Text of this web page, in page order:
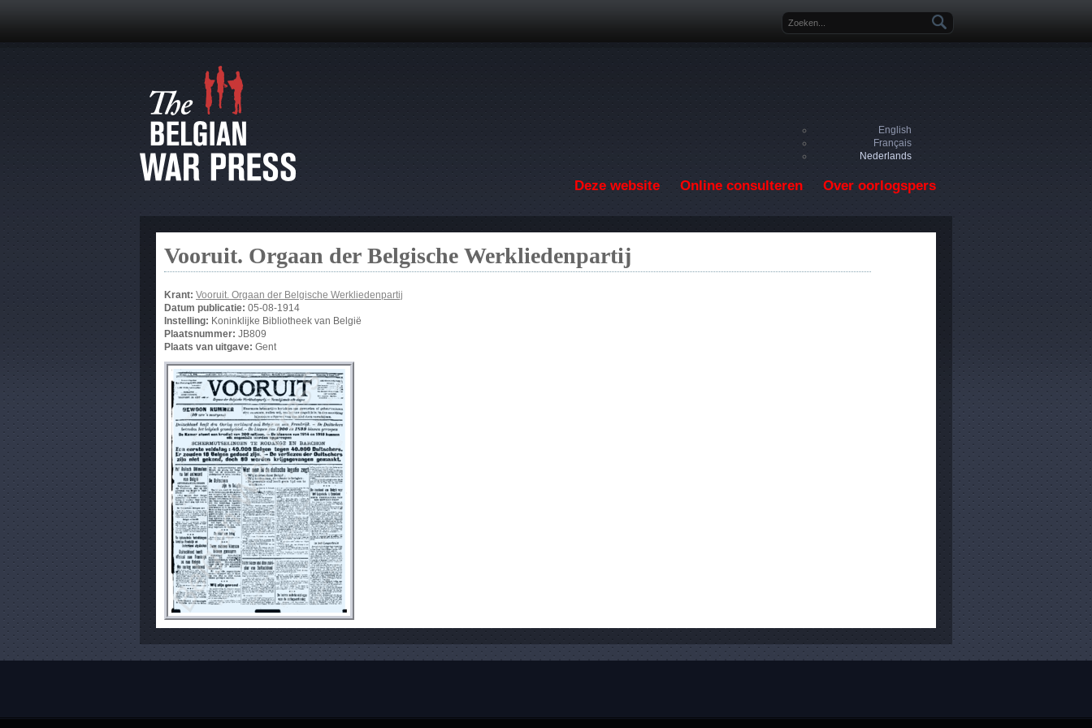
Zoekveld
English
Français
Nederlands
Deze website Online consulteren Over oorlogspers
Vooruit. Orgaan der Belgische Werkliedenpartij
Krant: Vooruit. Orgaan der Belgische Werkliedenpartij
Datum publicatie: 05-08-1914
Instelling: Koninklijke Bibliotheek van België
Plaatsnummer: JB809
Plaats van uitgave: Gent